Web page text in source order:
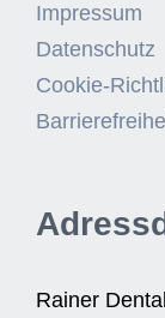
Impressum
Datenschutz
Cookie-
Rainer